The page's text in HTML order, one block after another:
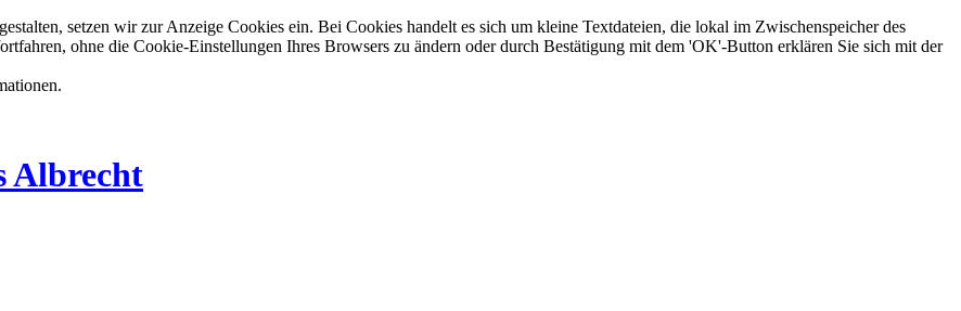
setzen wir zur Anzeige Cookies ein. Bei Cookies handelt es sich um kleine Textdateien, die lokal im Zwischenspeicher des
ohne die Cookie-Einstellungen Ihres Browsers zu ändern oder durch Bestätigung mit dem 'OK'-Button erklären Sie sich mit der
Albrecht